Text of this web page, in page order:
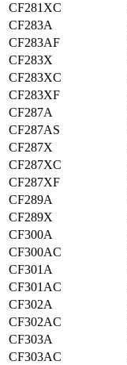
CF281XC
CF283A
CF283AF
CF283X
CF283XC
CF283XF
CF287A
CF287AS
CF287X
CF287XC
CF287XF
CF289A
CF289X
CF300A
CF300AC
CF301A
CF301AC
CF302A
CF302AC
CF303A
CF303AC